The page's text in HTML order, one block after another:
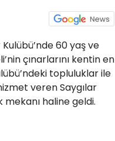
60 yaş ve
çınarlarını kentin en
topluluklar ile
veren Saygılar
haline geldi.